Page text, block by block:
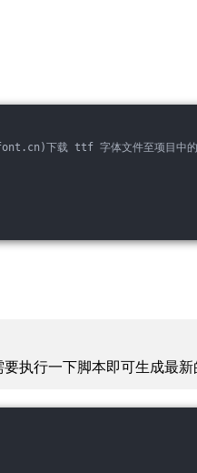
下载 ttf 字体文件至项目中的
执行一下脚本即可生成最新